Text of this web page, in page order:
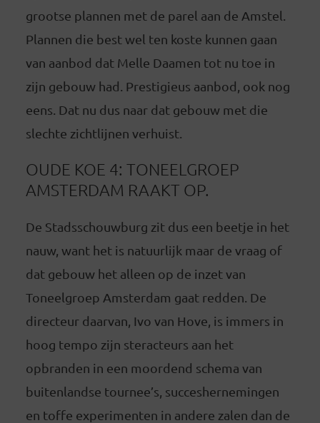
grootse plannen met de parel aan de Amstel.
Plannen die best wel ten koste kunnen gaan
van aanbod dat Melle Daamen tot nu toe in
zijn gebouw had. Prestigieus aanbod, ook nog
eens. Dat nu dus naar dat gebouw met die
slechte zichtlijnen verhuist.
OUDE KOE 4: TONEELGROEP
AMSTERDAM RAAKT OP.
De Stadsschouwburg zit dus een beetje in het
nauw, want het is natuurlijk maar de vraag of
dat gebouw het alleen op de inzet van
Toneelgroep Amsterdam gaat redden. De
directeur daarvan, Ivo van Hove, is immers in
hoog tempo zijn steracteurs aan het
opbranden in een moordend schema van
buitenlandse tournee’s, succeshernemingen
en toffe experimenten in andere zalen dan de